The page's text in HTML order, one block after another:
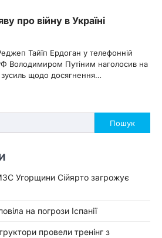
про війну в Україні
Тайїп Ердоган у телефонній
Володимиром Путіним наголосив на
зусиль щодо досягнення…
Пошук
Угорщини Сійярто загрожує
на погрози Іспанії
провели тренінг з